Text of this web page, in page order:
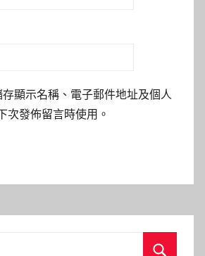
存顯示名稱、電子郵件地址及個人
次發佈留言時使用。